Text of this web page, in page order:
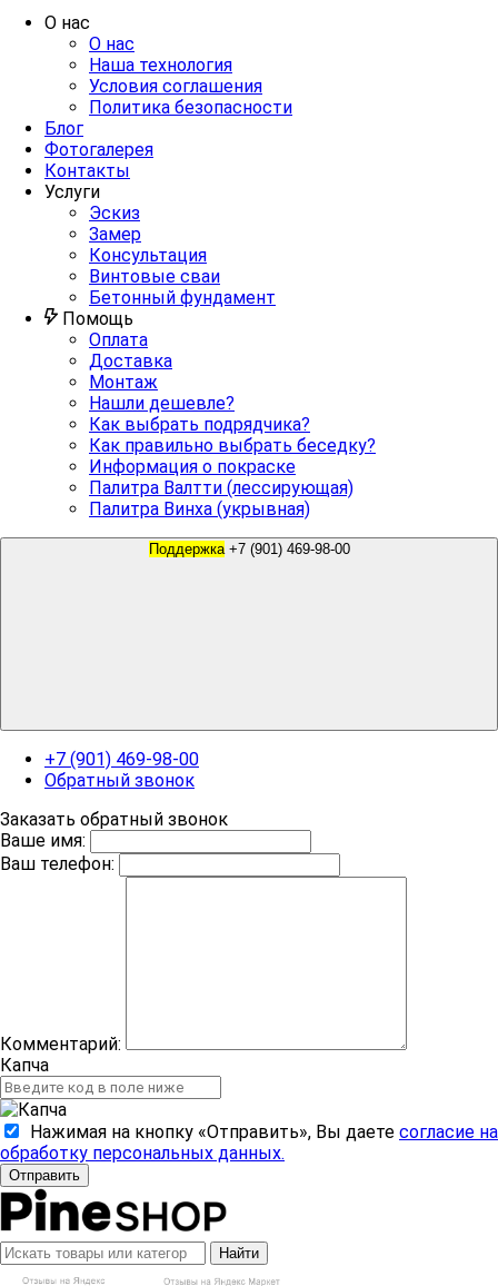
О нас
О нас
Наша технология
Условия соглашения
Политика безопасности
Блог
Фотогалерея
Контакты
Услуги
Эскиз
Замер
Консультация
Винтовые сваи
Бетонный фундамент
Помощь
Оплата
Доставка
Монтаж
Нашли дешевле?
Как выбрать подрядчика?
Как правильно выбрать беседку?
Информация о покраске
Палитра Валтти (лессирующая)
Палитра Винха (укрывная)
Поддержка +7 (901) 469-98-00
+7 (901) 469-98-00
Обратный звонок
Заказать обратный звонок
Ваше имя:
Ваш телефон:
Комментарий:
Капча
Нажимая на кнопку «Отправить», Вы даете согласие на
обработку персональных данных.
Отправить
Найти